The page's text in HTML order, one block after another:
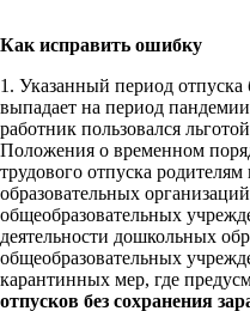
Как исправить ошибку
1. Указанный период отпуска
выпадает на период
работник пользовался
Положения о временном
трудового отпуска
образовательных
общеобразовательных
деятельности дошкольных
общеобразовательных
карантинных мер, где
отпусков без сохранения